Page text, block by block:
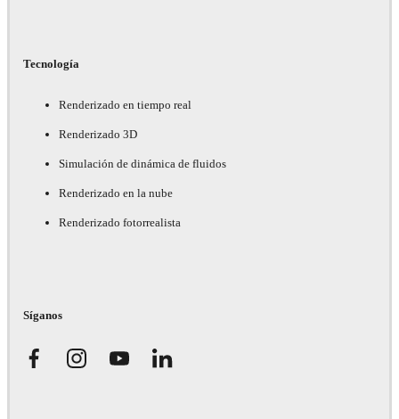
Tecnología
Renderizado en tiempo real
Renderizado 3D
Simulación de dinámica de fluidos
Renderizado en la nube
Renderizado fotorrealista
Síganos